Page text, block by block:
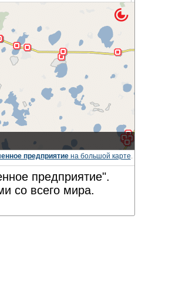
предприятиена большой карте.
предприятие".
со всего мира.